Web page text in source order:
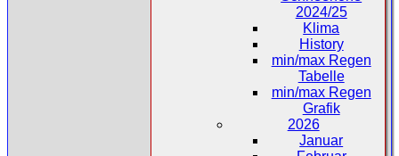
2024/25
Klima
History
min/max Regen
Tabelle
min/max Regen
Grafik
2026
Januar